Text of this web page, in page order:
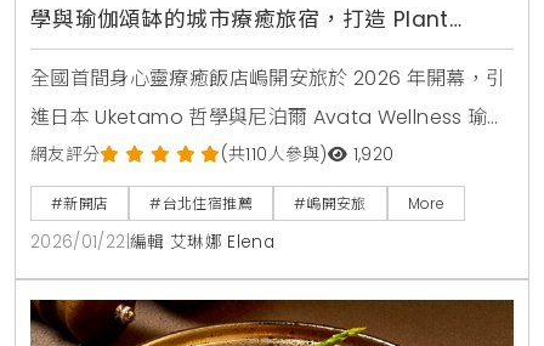
學與瑜伽頌缽的城市療癒旅宿，打造 Plant
Forward 健康飲食與純淨住宿體驗
全國首間身心靈療癒飯店嵨開安旅於 2026 年開幕，引
進日本 Uketamo 哲學與尼泊爾 Avata Wellness 瑜
伽，結合 Plant Forward 飲食，打造台北城市中的靜心
秘境。
網友評分 (共110人參與) 1,920
#新開店 #台北住宿推薦 #嵨開安旅 More
2026/01/22 編輯 艾琳娜 Elena